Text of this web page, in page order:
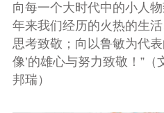
向每一个大时代中的小人
年来我们经历的火热的生
思考致敬；向以鲁敏为代
像’的雄心与努力致敬！”
邦瑞）